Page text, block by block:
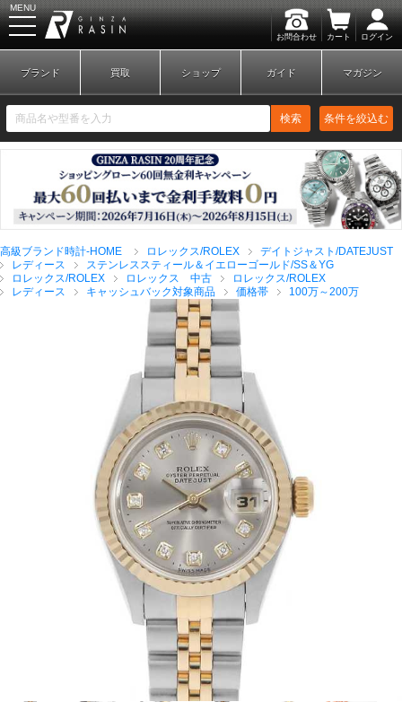
お問合わせ カート ログイン
MENU
新規会員登録 ログイン
ブランドから探す
全てのブランドを見
ロレックス
ウブロ
ブランド 買取 ショップ ガイド マガジン
検索 条件を絞込む
高級ブランド時計-HOME ロレックス/ROLEX
デイトジャスト/DATEJUST
レディース
ステンレススティール＆イエローゴールド/SS＆YG
ロレックス/ROLEX
ロレックス 中古
ロレックス/ROLEX
レディース
キャッシュバック対象商品 価格帯 100万～200万